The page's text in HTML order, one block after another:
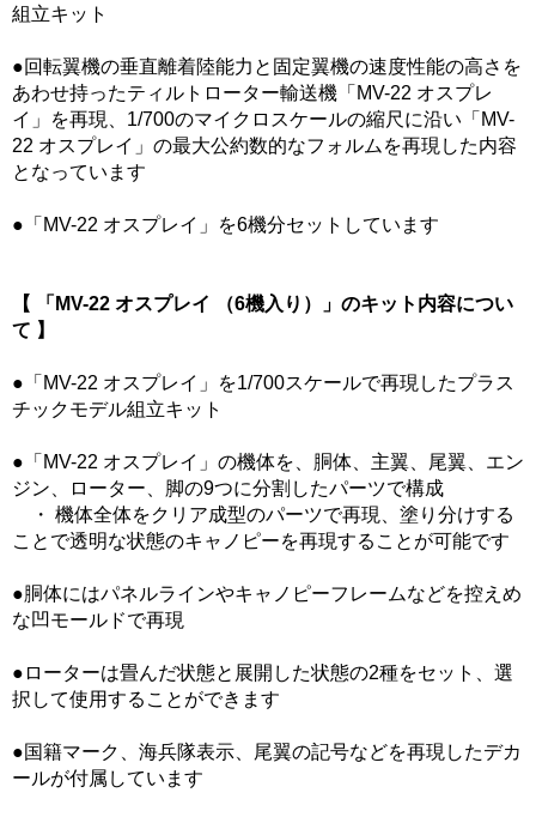
組立キット
●回転翼機の垂直離着陸能力と固定翼機の速度性能の高さを
あわせ持ったティルトローター輸送機「MV-22 オスプレ
イ」を再現、1/700のマイクロスケールの縮尺に沿い「MV-
22 オスプレイ」の最大公約数的なフォルムを再現した内容
となっています
●「MV-22 オスプレイ」を6機分セットしています
【 「MV-22 オスプレイ （6機入り）」のキット内容につい
て 】
●「MV-22 オスプレイ」を1/700スケールで再現したプラス
チックモデル組立キット
●「MV-22 オスプレイ」の機体を、胴体、主翼、尾翼、エン
ジン、ローター、脚の9つに分割したパーツで構成
・ 機体全体をクリア成型のパーツで再現、塗り分けする
ことで透明な状態のキャノピーを再現することが可能です
●胴体にはパネルラインやキャノピーフレームなどを控えめ
な凹モールドで再現
●ローターは畳んだ状態と展開した状態の2種をセット、選
択して使用することができます
●国籍マーク、海兵隊表示、尾翼の記号などを再現したデカ
ールが付属しています